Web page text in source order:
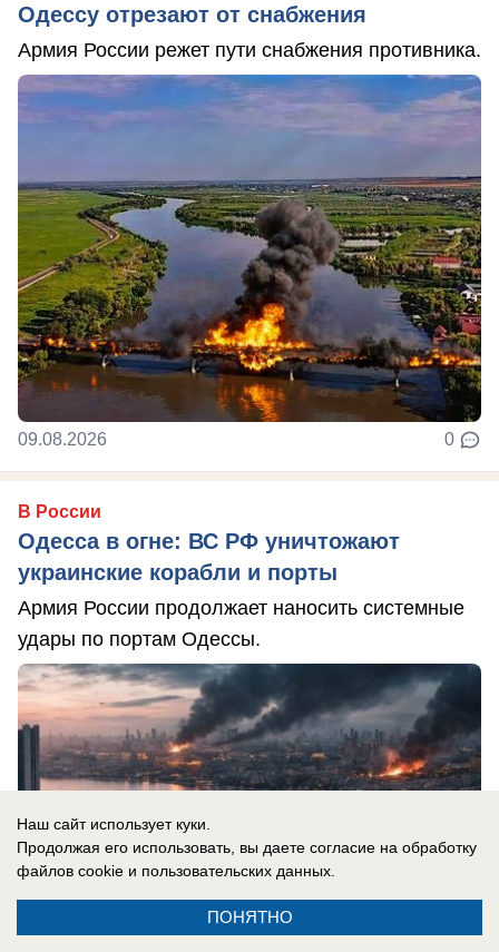
Одессу отрезают от снабжения
Армия России режет пути снабжения противника.
09.08.2026 0
В России
Одесса в огне: ВС РФ уничтожают
украинские корабли и порты
Армия России продолжает наносить системные
удары по портам Одессы.
Наш сайт использует куки.
Продолжая его использовать, вы даете согласие на обработку
файлов cookie и пользовательских данных.
ПОНЯТНО